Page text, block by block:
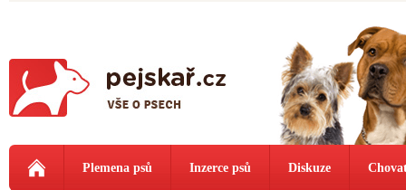
Plemena psů Inzerce psů Diskuze